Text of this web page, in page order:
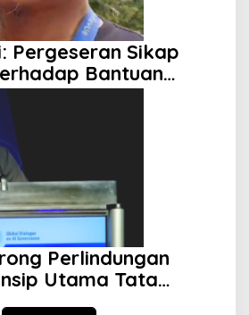
Pergeseran Sikap
Bantuan
Mulai Terlihat
Perlindungan
Utama Tata